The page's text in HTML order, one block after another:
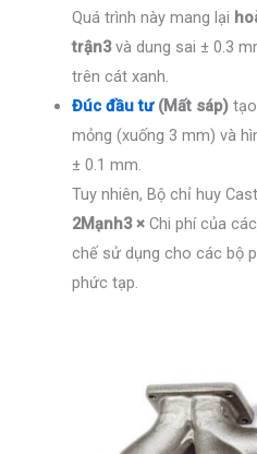
Quá trình này mang lại
trận3và dung sai ± 0.3
trên cát xanh.
Đúc đầu tư(Mất sáp)
mỏng (xuống 3 mm) và
± 0.1 mm.
Tuy nhiên, Bộ chỉ huy
2Mạnh3 × Chi phí của
chế sử dụng cho các bộ
phức tạp.